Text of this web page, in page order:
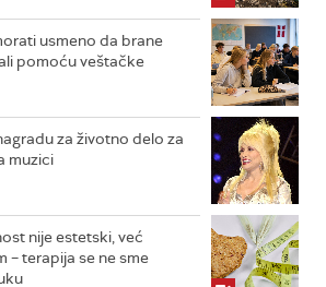
usmeno da brane
pomoću veštačke
za životno delo za
muzici
nije estetski, već
– terapija se ne sme